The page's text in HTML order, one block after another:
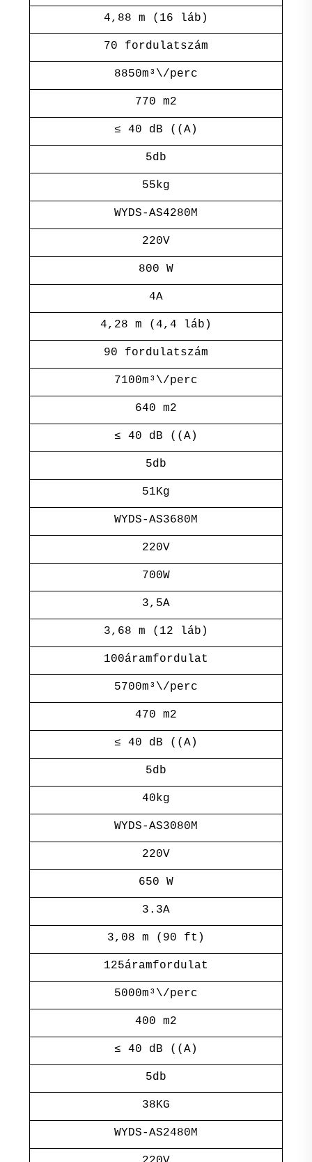
4,88 m (16 láb)
70 fordulatszám
8850m³\/perc
770 m2
≤ 40 dB ((A)
5db
55kg
WYDS-AS4280M
220V
800 W
4A
4,28 m (4,4 láb)
90 fordulatszám
7100m³\/perc
640 m2
≤ 40 dB ((A)
5db
51Kg
WYDS-AS3680M
220V
700W
3,5A
3,68 m (12 láb)
100áramfordulat
5700m³\/perc
470 m2
≤ 40 dB ((A)
5db
40kg
WYDS-AS3080M
220V
650 W
3.3A
3,08 m (90 ft)
125áramfordulat
5000m³\/perc
400 m2
≤ 40 dB ((A)
5db
38KG
WYDS-AS2480M